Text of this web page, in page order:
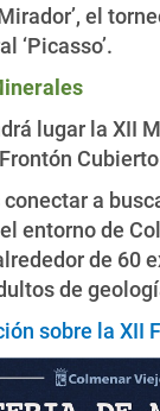
el
‘Picasso’.
lugar la XII
Cubierto
a
entorno de
de 60
de
sobre la XII